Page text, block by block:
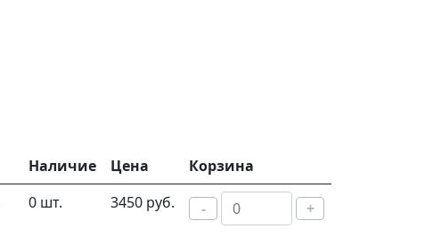
Наличие Цена
Корзина
0 шт. 3450 руб. - +